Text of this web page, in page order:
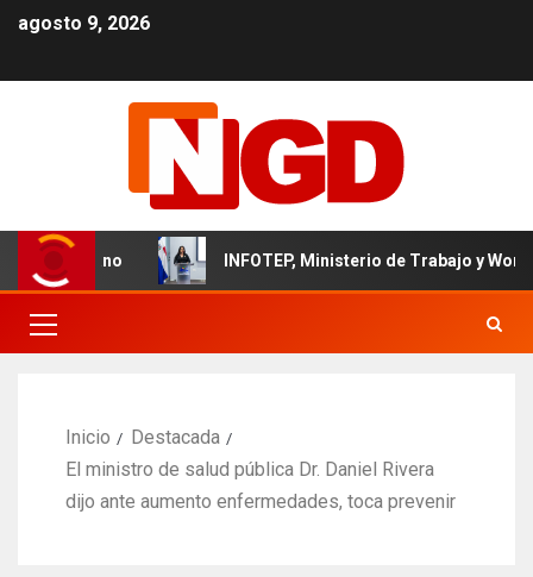
agosto 9, 2026
INFOTEP, Ministerio de Trabajo y World
Inicio
Destacada
El ministro de salud pública Dr. Daniel Rivera
dijo ante aumento enfermedades, toca prevenir